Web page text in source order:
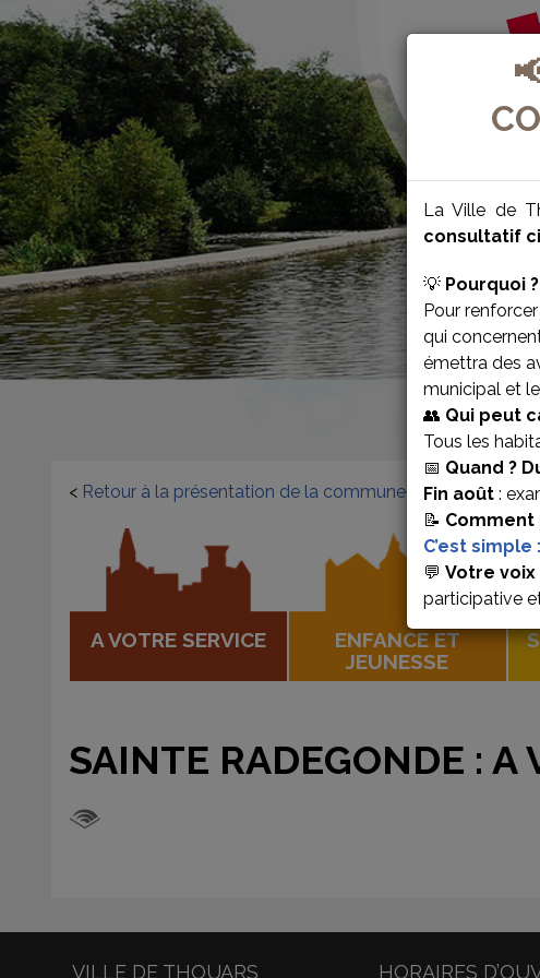
La Ville de
consultatif
💡 Pourquoi ?
Pour
qui
émettra des
municipal et
👥 Qui peut
Tous les
📅 Quand ?
Fin août :
📝 Comment
C’est
💬 Votre
participative
< Retour à la présentation de la commune
A VOTRE SERVICE
ENFANCE ET
JEUNESSE
SAINTE RADEGONDE : A
VILLE DE THOUARS HORAIRES